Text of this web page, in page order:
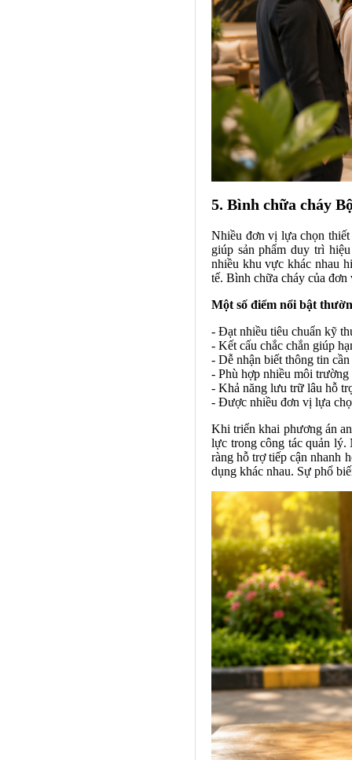
5. Bình chữa cháy
Nhiều đơn vị lựa chọn
giúp sản phẩm duy trì
nhiều khu vực khác nhau
tế. Bình chữa cháy của
Một số điểm nổi bật
- Đạt nhiều tiêu chuẩn kỹ
- Kết cấu chắc chắn giúp
- Dễ nhận biết thông tin
- Phù hợp nhiều môi
- Khả năng lưu trữ lâu hỗ
- Được nhiều đơn vị lựa
Khi triển khai phương án
lực trong công tác quản
ràng hỗ trợ tiếp cận nhanh
dụng khác nhau. Sự phổ